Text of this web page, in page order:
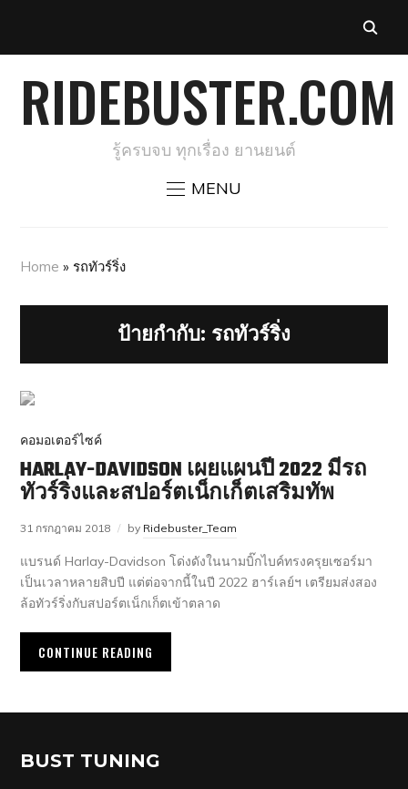
RIDEBUSTER.COM
รู้ครบจบ ทุกเรื่อง ยานยนต์
MENU
Home » รถทัวร์ริ่ง
ป้ายกำกับ: รถทัวร์ริ่ง
คอมอเตอร์ไซค์
HARLAY-DAVIDSON เผยแผนปี 2022 มีรถ
ทัวร์ริ่งและสปอร์ตเน็กเก็ตเสริมทัพ
31 กรกฎาคม 2018 by Ridebuster_Team
แบรนด์ Harlay-Davidson โด่งดังในนามบิ๊กไบค์ทรงครุยเซอร์มา
เป็นเวลาหลายสิบปี แต่ต่อจากนี้ในปี 2022 ฮาร์เลย์ฯ เตรียมส่งสอง
ล้อทัวร์ริ่งกับสปอร์ตเน็กเก็ตเข้าตลาด
CONTINUE READING
BUST TUNING